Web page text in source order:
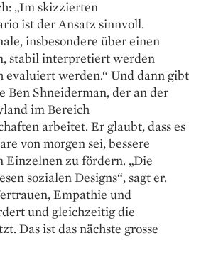
„Im skizzierten
ist der Ansatz sinnvoll.
insbesondere über einen
stabil interpretiert werden
evaluiert werden.“ Und dann gibt
Ben Shneiderman, der an der
im Bereich
arbeitet. Er glaubt, dass es
von morgen sei, bessere
Einzelnen zu fördern. „Die
sozialen Designs“, sagt er.
Empathie und
und gleichzeitig die
Das ist das nächste grosse